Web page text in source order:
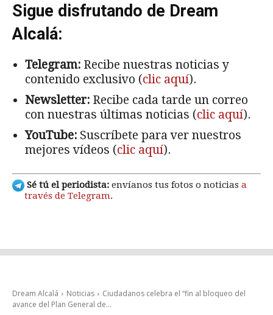
Sigue disfrutando de Dream
Alcalá:
Telegram: Recibe nuestras noticias y
contenido exclusivo (clic aquí).
Newsletter: Recibe cada tarde un correo
con nuestras últimas noticias (clic aquí).
YouTube: Suscríbete para ver nuestros
mejores vídeos (clic aquí).
Sé tú el periodista: envíanos tus fotos o noticias a
través de Telegram.